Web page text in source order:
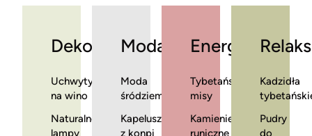
Dekoracje
Uchwyty
na wino
Naturalne
lampy
Moda
Moda
śródziemnomorska
Kapelusze
z konpi
Energia
Tybetańskie
misy
Kamienie
runiczne
Relaks
Kadzidła
Pudry
do